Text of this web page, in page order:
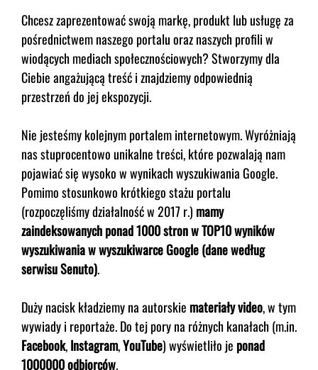
Chcesz zaprezentować swoją markę, produkt lub usługę za
pośrednictwem naszego portalu oraz naszych profili w
wiodących mediach społecznościowych? Stworzymy dla
Ciebie angażującą treść i znajdziemy odpowiednią
przestrzeń do jej ekspozycji.
Nie jesteśmy kolejnym portalem internetowym. Wyróżniają
nas stuprocentowo unikalne treści, które pozwalają nam
pojawiać się wysoko w wynikach wyszukiwania Google.
Pomimo stosunkowo krótkiego stażu portalu
(rozpoczęliśmy działalność w 2017 r.) mamy
zaindeksowanych ponad 1000 stron w TOP10 wyników
wyszukiwania w wyszukiwarce Google (dane według
serwisu Senuto).
Duży nacisk kładziemy na autorskie materiały video, w tym
wywiady i reportaże. Do tej pory na różnych kanałach (m.in.
Facebook,Instagram,YouTube) wyświetliło je ponad
1000000 odbiorców.